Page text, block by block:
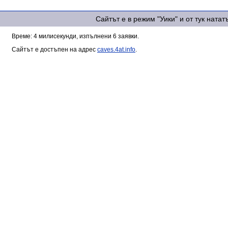
Сайтът е в режим "Уики" и от тук
Време: 4 милисекунди, изпълнени 6 заявки.
Сайтът е достъпен на адрес caves.4at.info.